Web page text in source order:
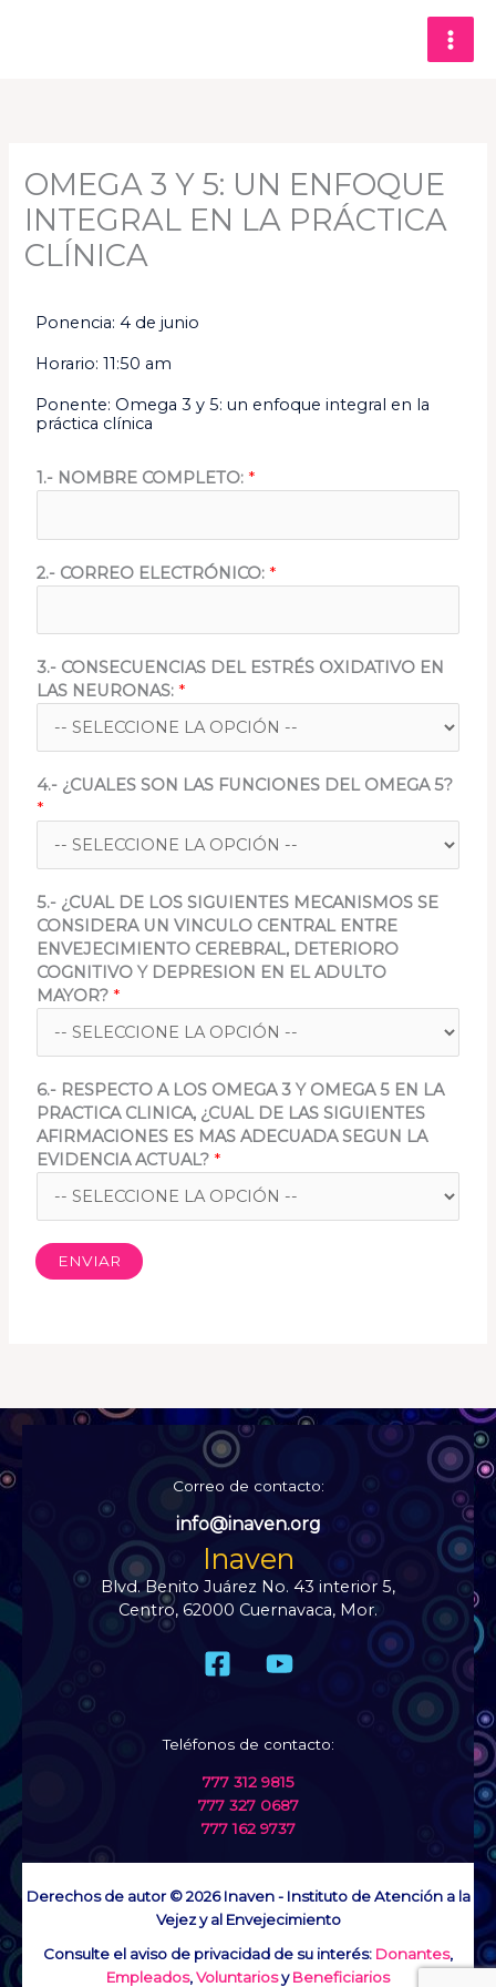
OMEGA 3 Y 5: UN ENFOQUE
INTEGRAL EN LA PRÁCTICA
CLÍNICA
Ponencia: 4 de junio
Horario: 11:50 am
Ponente: Omega 3 y 5: un enfoque integral en la
práctica clínica
1.- NOMBRE COMPLETO: *
2
.
C
E
R
E
R
L
,
E
2.- CORREO ELECTRÓNICO: *
3.- CONSECUENCIAS DEL ESTRÉS OXIDATIVO EN
LAS NEURONAS: *
4.- ¿CUALES SON LAS FUNCIONES DEL OMEGA 5?
*
5.- ¿CUAL DE LOS SIGUIENTES MECANISMOS SE
CONSIDERA UN VINCULO CENTRAL ENTRE
ENVEJECIMIENTO CEREBRAL, DETERIORO
COGNITIVO Y DEPRESION EN EL ADULTO
MAYOR? *
6.- RESPECTO A LOS OMEGA 3 Y OMEGA 5 EN LA
PRACTICA CLINICA, ¿CUAL DE LAS SIGUIENTES
AFIRMACIONES ES MAS ADECUADA SEGUN LA
EVIDENCIA ACTUAL? *
ENVIAR
Correo de contacto:
info@inaven.org
Inaven
Blvd. Benito Juárez No. 43 interior 5,
Centro, 62000 Cuernavaca, Mor.
Teléfonos de contacto:
777 312 9815
777 327 0687
777 162 9737
Derechos de autor © 2026 Inaven - Instituto de Atención a la
Vejez y al Envejecimiento
Consulte el aviso de privacidad de su interés: Donantes,
Empleados,Voluntariosy Beneficiarios